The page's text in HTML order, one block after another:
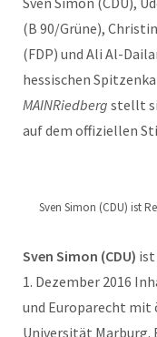
(B 90/Grüne),
(FDP) und Ali Al-
hessischen
MAINRiedberg stellt
auf dem offiziellen
Sven Simon (CDU) ist
Sven Simon (CDU) ist
1. Dezember 2016
und Europarecht mit
Universität Marburg.